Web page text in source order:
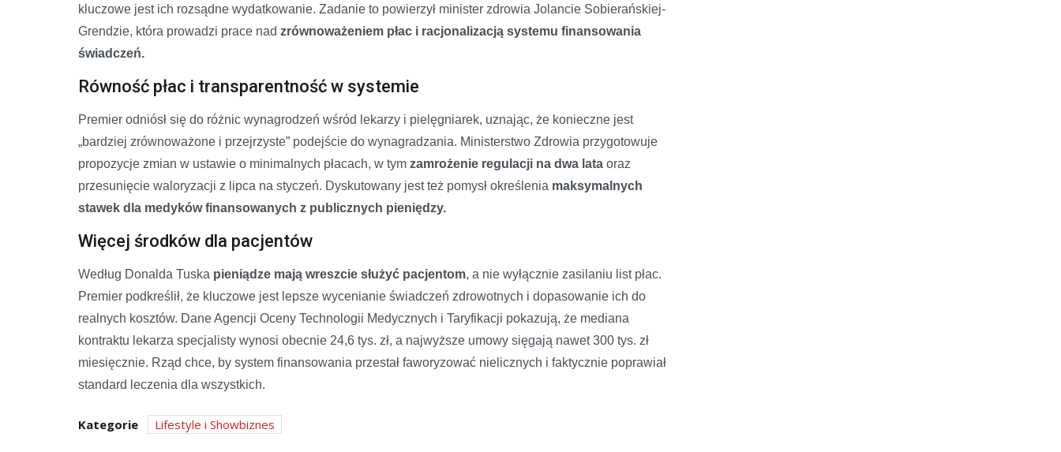
kluczowe jest ich rozsądne wydatkowanie. Zadanie to powierzył minister zdrowia Jolancie Sobierańskiej-
Grendzie, która prowadzi prace nad zrównoważeniem płac i racjonalizacją systemu finansowania
świadczeń.
Równość płac i transparentność w systemie
Premier odniósł się do różnic wynagrodzeń wśród lekarzy i pielęgniarek, uznając, że konieczne jest
„bardziej zrównoważone i przejrzyste” podejście do wynagradzania. Ministerstwo Zdrowia przygotowuje
propozycje zmian w ustawie o minimalnych płacach, w tym zamrożenie regulacji na dwa lata oraz
przesunięcie waloryzacji z lipca na styczeń. Dyskutowany jest też pomysł określenia maksymalnych
stawek dla medyków finansowanych z publicznych pieniędzy.
Więcej środków dla pacjentów
Według Donalda Tuska pieniądze mają wreszcie służyć pacjentom, a nie wyłącznie zasilaniu list płac.
Premier podkreślił, że kluczowe jest lepsze wycenianie świadczeń zdrowotnych i dopasowanie ich do
realnych kosztów. Dane Agencji Oceny Technologii Medycznych i Taryfikacji pokazują, że mediana
kontraktu lekarza specjalisty wynosi obecnie 24,6 tys. zł, a najwyższe umowy sięgają nawet 300 tys. zł
miesięcznie. Rząd chce, by system finansowania przestał faworyzować nielicznych i faktycznie poprawiał
standard leczenia dla wszystkich.
Kategorie Lifestyle i Showbiznes